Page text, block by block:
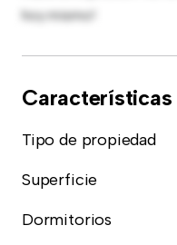
hoy mismo!
Tipo de propiedad
Superficie
Dormitorios